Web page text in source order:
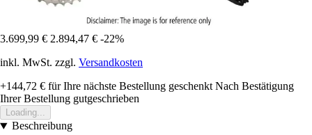
3.699,99 € 2.894,47 € -22%
inkl. MwSt. zzgl. Versandkosten
+144,72 € für Ihre nächste Bestellung geschenkt Nach Bestätigung
Ihrer Bestellung gutgeschrieben
Loading...
Beschreibung